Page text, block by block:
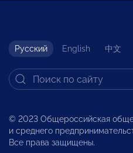
Русский English 中文
© 2023 Общероссийская
и среднего
Все права защищены.